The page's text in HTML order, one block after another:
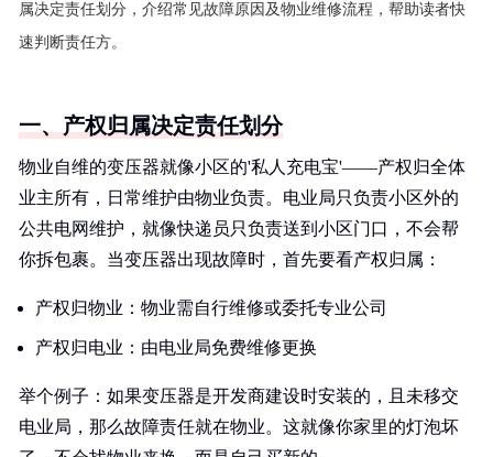
属决定责任划分，介绍常见故障原因及物业维修流程，帮助读者快
速判断责任方。
一、产权归属决定责任划分
物业自维的变压器就像小区的'私人充电宝'——产权归全体
业主所有，日常维护由物业负责。电业局只负责小区外的
公共电网维护，就像快递员只负责送到小区门口，不会帮
你拆包裹。当变压器出现故障时，首先要看产权归属：
产权归物业：物业需自行维修或委托专业公司
产权归电业：由电业局免费维修更换
举个例子：如果变压器是开发商建设时安装的，且未移交
电业局，那么故障责任就在物业。这就像你家里的灯泡坏